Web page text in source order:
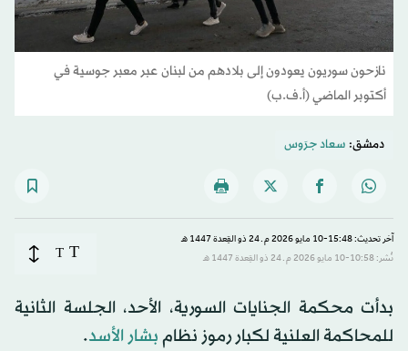
نازحون سوريون يعودون إلى بلادهم من لبنان عبر معبر جوسية في
أكتوبر الماضي (أ.ف.ب)
دمشق: سعاد جرَوس
آخر تحديث: 15:48-10 مايو 2026 م ـ 24 ذو القِعدة 1447 هـ
نُشر: 10:58-10 مايو 2026 م ـ 24 ذو القِعدة 1447 هـ
T
T
بدأت محكمة الجنايات السورية، الأحد، الجلسة الثانية
للمحاكمة العلنية لكبار رموز نظامبشار الأسد.